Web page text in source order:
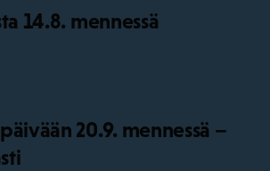
14.8. mennessä
20.9. mennessä –